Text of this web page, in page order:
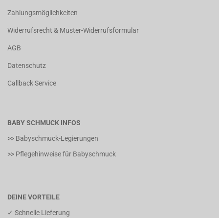
Zahlungsmöglichkeiten
Widerrufsrecht & Muster-Widerrufsformular
AGB
Datenschutz
Callback Service
BABY SCHMUCK INFOS
>> Babyschmuck-Legierungen
>> Pflegehinweise für Babyschmuck
DEINE VORTEILE
✓ Schnelle Lieferung